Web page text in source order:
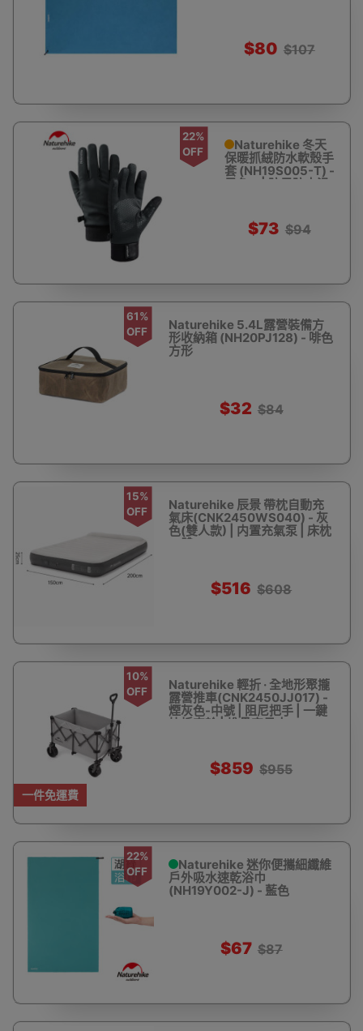
$80 $107
22%
OFF
Naturehike 冬天
保暖抓絨防水軟殼手
套 (NH19S005-T) -
黑色 L | 防風防水滑
$73 $94
61%
OFF
Naturehike 5.4L露營裝備方
形收納箱 (NH20PJ128) - 啡色
方形
$32 $84
15%
OFF
Naturehike 辰景 帶枕自動充
氣床(CNK2450WS040) - 灰
色(雙人款) | 内置充氣泵 | 床枕
一體
$516 $608
一件免運費
10%
OFF
Naturehike 輕折 · 全地形聚攏
露營推車(CNK2450JJ017) -
煙灰色-中號 | 阻尼把手 | 一鍵
快拆車輪 | 堆疊容量大
$859 $955
22%
OFF
Naturehike 迷你便攜細纖維
戶外吸水速乾浴巾
(NH19Y002-J) - 藍色
$67 $87